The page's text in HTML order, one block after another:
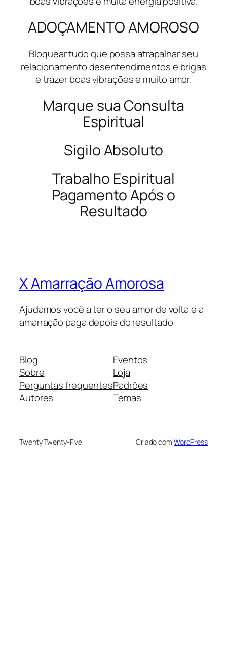
ADOÇAMENTO AMOROSO
Bloquear tudo que possa atrapalhar seu
relacionamento desentendimentos e brigas
e trazer boas vibrações e muito amor.
Marque sua Consulta
Espiritual
Sigilo Absoluto
Trabalho Espiritual
Pagamento Após o
Resultado
X Amarração Amorosa
Ajudamos você a ter o seu amor de volta e a
amarração paga depois do resultado
Blog
Sobre
Perguntas frequentes
Autores
Eventos
Loja
Padrões
Temas
Twenty Twenty-Five Criado com WordPress